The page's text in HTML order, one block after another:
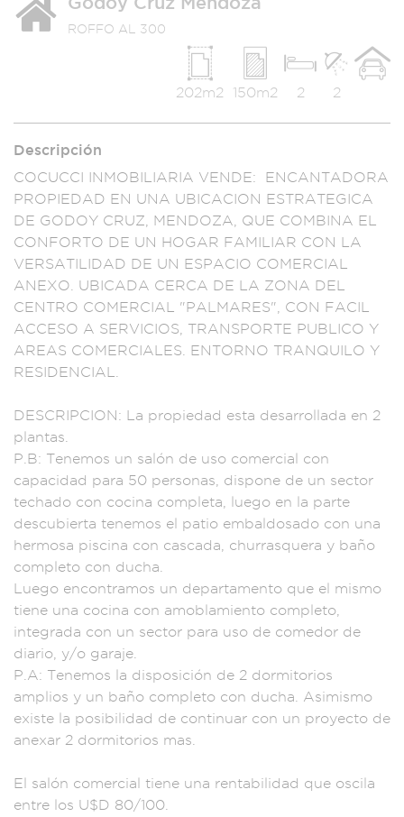
ROFFO AL 300
2
2
150m2
202m2
Descripción
COCUCCI INMOBILIARIA VENDE: ENCANTADORA
PROPIEDAD EN UNA UBICACION ESTRATEGICA
DE GODOY CRUZ, MENDOZA, QUE COMBINA EL
CONFORTO DE UN HOGAR FAMILIAR CON LA
VERSATILIDAD DE UN ESPACIO COMERCIAL
ANEXO. UBICADA CERCA DE L A ZONA DEL
CENTRO COMERCIAL "PALMARES", CON FACIL
ACCESO A SERVICIOS, TRANSPORTE PUBLICO Y
AREAS COMERCIALES . ENTORNO TRANQUIL O Y
RESIDENCIAL.
DESCRIPCION: La propiedad esta desarrollada en 2
plantas.
P.B: Tenemos un salón de uso comercial con
capacidad para 50 personas, dispone de un sector
techado con cocina completa, luego en la parte
descubierta tenemos el patio embaldosado con una
hermosa piscina con cascada, churrasquera y baño
completo con ducha.
Luego encontramos un departamento que el mismo
tiene una cocina con amoblamiento completo,
integrada con un sector para uso de comedor de
diario, y/o garaje.
P.A: Tenemos la disposición de 2 dormitorios
amplios y un baño completo con ducha. Asimismo
existe la posibilidad de continuar con un proyecto de
anexar 2 dormitorios mas.
El salón comercial tiene una rentabilidad que oscila
entre l os U$D 80/100.